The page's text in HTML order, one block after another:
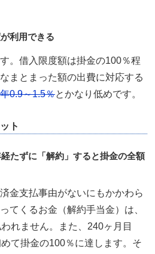
利用できる
。借入限度額は掛金の100％程
まとまった額の出費に対応する
0.9～1.5％とかなり低めです。
ト
たずに「解約」すると掛金の全額
金支払事由がないにもかかわら
てくるお金（解約手当金）は、
れません。また、240ヶ月目
て掛金の100％に達します。そ